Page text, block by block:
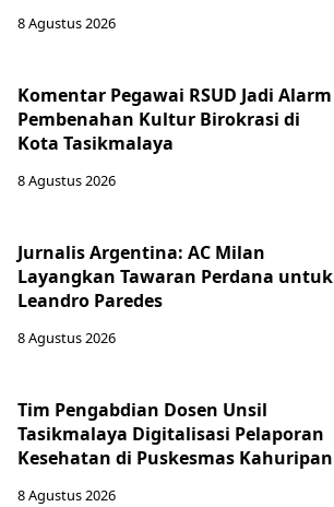
8 Agustus 2026
Komentar Pegawai RSUD Jadi Alarm
Pembenahan Kultur Birokrasi di
Kota Tasikmalaya
8 Agustus 2026
Jurnalis Argentina: AC Milan
Layangkan Tawaran Perdana untuk
Leandro Paredes
8 Agustus 2026
Tim Pengabdian Dosen Unsil
Tasikmalaya Digitalisasi Pelaporan
Kesehatan di Puskesmas Kahuripan
8 Agustus 2026